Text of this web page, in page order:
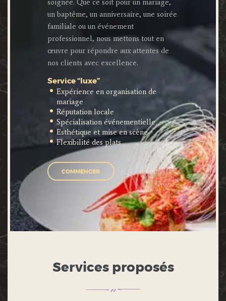
soignée. Que ce soit pour un mariage,
un baptême, un anniversaire, une soirée
familiale ou un événement
professionnel, nous mettons tout en
œuvre pour répondre aux attentes de
nos clients avec excellence.
Service “luxe”
Expérience en organisation de
mariage
Réputation locale
Spécialisation événementielle
Esthétique et mise en scène
Flexibilité des plats
COMMENCER
Services proposés